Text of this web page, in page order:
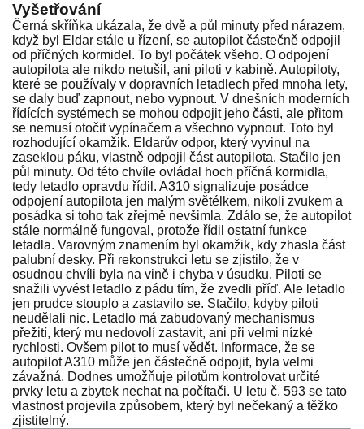
Vyšetřování
Černá skříňka ukázala, že dvě a půl minuty před nárazem,
když byl Eldar stále u řízení, se autopilot částečně odpojil
od příčných kormidel. To byl počátek všeho. O odpojení
autopilota ale nikdo netušil, ani piloti v kabině. Autopiloty,
které se používaly v dopravních letadlech před mnoha lety,
se daly buď zapnout, nebo vypnout. V dnešních moderních
řídících systémech se mohou odpojit jeho části, ale přitom
se nemusí otočit vypínačem a všechno vypnout. Toto byl
rozhodující okamžik. Eldarův odpor, který vyvinul na
zaseklou páku, vlastně odpojil část autopilota. Stačilo jen
půl minuty. Od této chvíle ovládal hoch příčná kormidla,
tedy letadlo opravdu řídil. A310 signalizuje posádce
odpojení autopilota jen malým světélkem, nikoli zvukem a
posádka si toho tak zřejmě nevšimla. Zdálo se, že autopilot
stále normálně fungoval, protože řídil ostatní funkce
letadla. Varovným znamením byl okamžik, kdy zhasla část
palubní desky. Při rekonstrukci letu se zjistilo, že v
osudnou chvíli byla na vině i chyba v úsudku. Piloti se
snažili vyvést letadlo z pádu tím, že zvedli příď. Ale letadlo
jen prudce stouplo a zastavilo se. Stačilo, kdyby piloti
neudělali nic. Letadlo má zabudovaný mechanismus
přežití, který mu nedovolí zastavit, ani při velmi nízké
rychlosti. Ovšem pilot to musí vědět. Informace, že se
autopilot A310 může jen částečně odpojit, byla velmi
závažná. Dodnes umožňuje pilotům kontrolovat určité
prvky letu a zbytek nechat na počítači. U letu č. 593 se tato
vlastnost projevila způsobem, který byl nečekaný a těžko
zjistitelný.